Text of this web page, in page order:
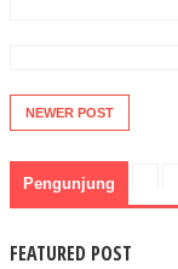
NEWER POST
Pengunjung
FEATURED POST